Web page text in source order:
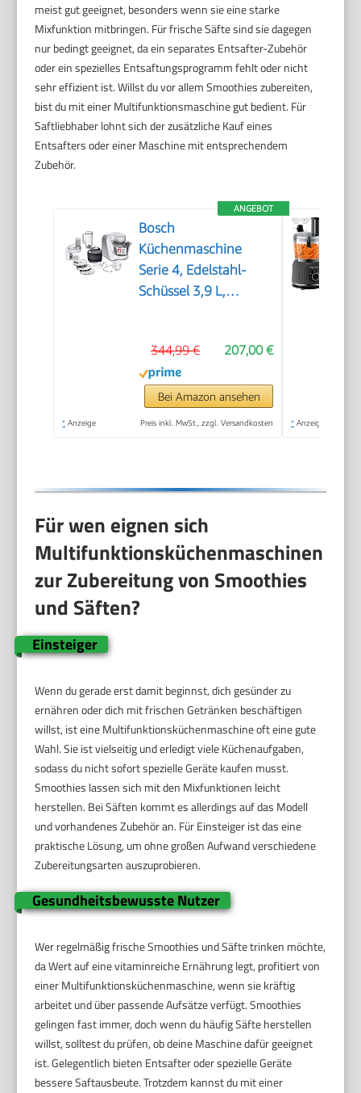
meist gut geeignet, besonders wenn sie eine starke
Mixfunktion mitbringen. Für frische Säfte sind sie dagegen
nur bedingt geeignet, da ein separates Entsafter-Zubehör
oder ein spezielles Entsaftungsprogramm fehlt oder nicht
sehr effizient ist. Willst du vor allem Smoothies zubereiten,
bist du mit einer Multifunktionsmaschine gut bedient. Für
Saftliebhaber lohnt sich der zusätzliche Kauf eines
Entsafters oder einer Maschine mit entsprechendem
Zubehör.
ANGEBOT
Bosch
Küchenmaschine
Serie 4, Edelstahl-
Schüssel 3,9 L,
Edelstahl
spülmaschinenfest,
Mixer 1,25 L,
Durchlaufschnitzler, 3
207,00 €
344,99 €
Bei Amazon ansehen
* Anzeige Preis inkl. MwSt., zzgl. Versandkosten * Anzeige
Für wen eignen sich
Multifunktionsküchenmaschinen
zur Zubereitung von Smoothies
und Säften?
Einsteiger
Wenn du gerade erst damit beginnst, dich gesünder zu
ernähren oder dich mit frischen Getränken beschäftigen
willst, ist eine Multifunktionsküchenmaschine oft eine gute
Wahl. Sie ist vielseitig und erledigt viele Küchenaufgaben,
sodass du nicht sofort spezielle Geräte kaufen musst.
Smoothies lassen sich mit den Mixfunktionen leicht
herstellen. Bei Säften kommt es allerdings auf das Modell
und vorhandenes Zubehör an. Für Einsteiger ist das eine
praktische Lösung, um ohne großen Aufwand verschiedene
Zubereitungsarten auszuprobieren.
Gesundheitsbewusste Nutzer
Wer regelmäßig frische Smoothies und Säfte trinken möchte,
da Wert auf eine vitaminreiche Ernährung legt, profitiert von
einer Multifunktionsküchenmaschine, wenn sie kräftig
arbeitet und über passende Aufsätze verfügt. Smoothies
gelingen fast immer, doch wenn du häufig Säfte herstellen
willst, solltest du prüfen, ob deine Maschine dafür geeignet
ist. Gelegentlich bieten Entsafter oder spezielle Geräte
bessere Saftausbeute. Trotzdem kannst du mit einer